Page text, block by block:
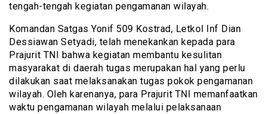
tengah-tengah kegiatan pengamanan wilayah.
Komandan Satgas Yonif 509 Kostrad, Letkol Inf Dian
Dessiawan Setyadi, telah menekankan kepada para
Prajurit TNI bahwa kegiatan membantu kesulitan
masyarakat di daerah tugas merupakan hal yang perlu
dilakukan saat melaksanakan tugas pokok pengamanan
wilayah. Oleh karenanya, para Prajurit TNI memanfaatkan
waktu pengamanan wilayah melalui pelaksanaan